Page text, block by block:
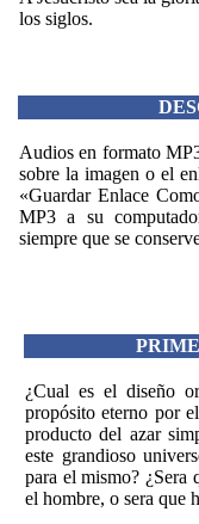
los siglos.
Audios en formato
sobre la imagen o el
«Guardar Enlace
MP3 a su
siempre que se
¿Cual es el diseño
propósito eterno por
producto del azar
este grandioso
para el mismo? ¿Sera
el hombre, o sera que